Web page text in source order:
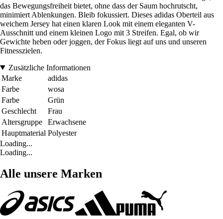
das Bewegungsfreiheit bietet, ohne dass der Saum hochrutscht,
minimiert Ablenkungen. Bleib fokussiert. Dieses adidas Oberteil aus
weichem Jersey hat einen klaren Look mit einem eleganten V-
Ausschnitt und einem kleinen Logo mit 3 Streifen. Egal, ob wir
Gewichte heben oder joggen, der Fokus liegt auf uns und unseren
Fitnesszielen.
Zusätzliche Informationen
Marke
adidas
Farbe
wosa
Farbe
Grün
Geschlecht
Frau
Altersgruppe
Erwachsene
Hauptmaterial Polyester
Loading...
Loading...
Alle unsere Marken